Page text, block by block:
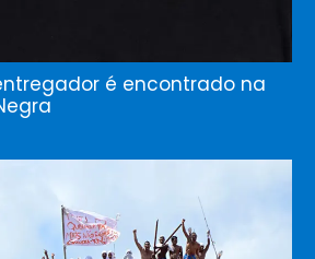
é encontrado na